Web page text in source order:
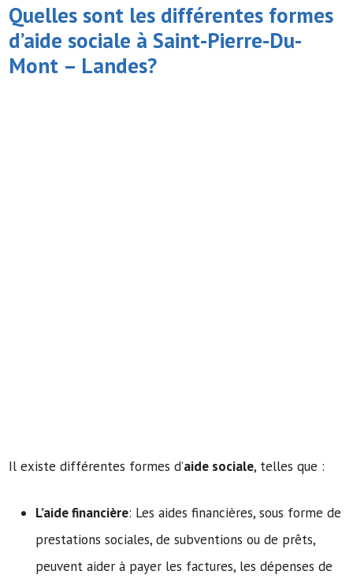
Quelles sont les différentes formes
d’aide sociale à Saint-Pierre-Du-
Mont – Landes?
Il existe différentes formes d’aide sociale, telles que :
L’aide financière: Les aides financières, sous forme de
prestations sociales, de subventions ou de prêts,
peuvent aider à payer les factures, les dépenses de